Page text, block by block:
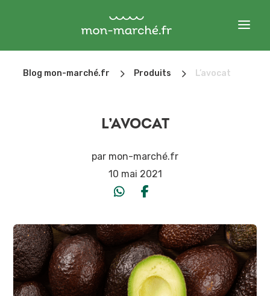
Blog mon-marché.fr 5 Produits 5 L’avocat
L’AVOCAT
par mon-marché.fr
10 mai 2021